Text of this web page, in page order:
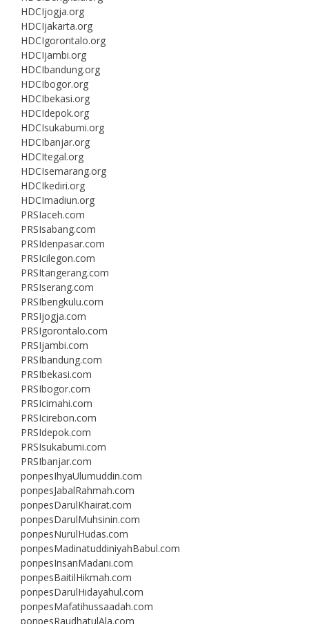
HDCIjogja.org
HDCIjakarta.org
HDCIgorontalo.org
HDCIjambi.org
HDCIbandung.org
HDCIbogor.org
HDCIbekasi.org
HDCIdepok.org
HDCIsukabumi.org
HDCIbanjar.org
HDCItegal.org
HDCIsemarang.org
HDCIkediri.org
HDCImadiun.org
PRSIaceh.com
PRSIsabang.com
PRSIdenpasar.com
PRSIcilegon.com
PRSItangerang.com
PRSIserang.com
PRSIbengkulu.com
PRSIjogja.com
PRSIgorontalo.com
PRSIjambi.com
PRSIbandung.com
PRSIbekasi.com
PRSIbogor.com
PRSIcimahi.com
PRSIcirebon.com
PRSIdepok.com
PRSIsukabumi.com
PRSIbanjar.com
ponpesIhyaUlumuddin.com
ponpesJabalRahmah.com
ponpesDarulKhairat.com
ponpesDarulMuhsinin.com
ponpesNurulHudas.com
ponpesMadinatuddiniyahBabul.com
ponpesInsanMadani.com
ponpesBaitilHikmah.com
ponpesDarulHidayahul.com
ponpesMafatihussaadah.com
ponpesRaudhatulAla.com